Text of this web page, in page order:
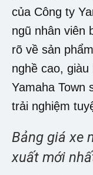
của Công ty
ngũ nhân viên
rõ về sản
nghề cao, giàu
Yamaha Town
trải nghiệm
Bảng giá xe
xuất mới